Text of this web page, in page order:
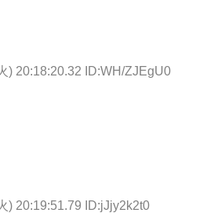
) 20:18:20.32 ID:WH/ZJEgU0
) 20:19:51.79 ID:jJjy2k2t0